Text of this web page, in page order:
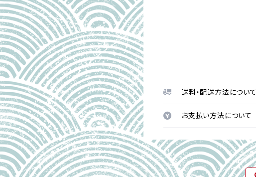
送料・配送方法について
お支払い方法について